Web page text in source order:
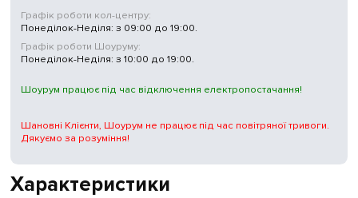
Характеристики
Графік роботи кол-центру:
Понеділок-Неділя: з 09:00 до 19:00.
Графік роботи Шоуруму:
Понеділок-Неділя: з 10:00 до 19:00.
Шоурум працює під час відключення електропостачання!
Шановні Клієнти, Шоурум не працює під час повітряної тривоги.
Дякуємо за розуміння!